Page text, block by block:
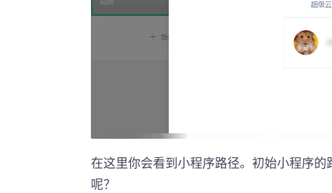
在这里你会看到小程序路径。初始小程序
呢？